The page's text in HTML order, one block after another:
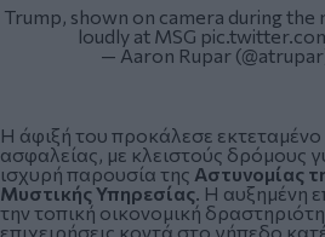
Trump, shown on camera during the
loudly at MSG
— Aaron Rupar
Η άφιξή του προκάλεσε εκτεταμένο
ασφαλείας, με κλειστούς δρόμους
ισχυρή παρουσία της Αστυνομίας
Μυστικής Υπηρεσίας. Η αυξημένη
την τοπική οικονομική
επιχειρήσεις κοντά στο γήπεδο